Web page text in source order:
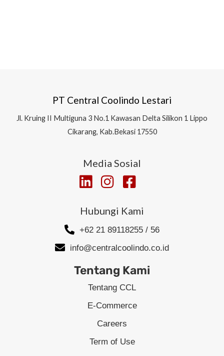
PT Central Coolindo Lestari
Jl. Kruing II Multiguna 3 No.1 Kawasan Delta Silikon 1 Lippo
Cikarang, Kab.Bekasi 17550
Media Sosial
Hubungi Kami
+62 21 89118255 / 56
info@centralcoolindo.co.id
Tentang Kami
Tentang CCL
E-Commerce
Careers
Term of Use